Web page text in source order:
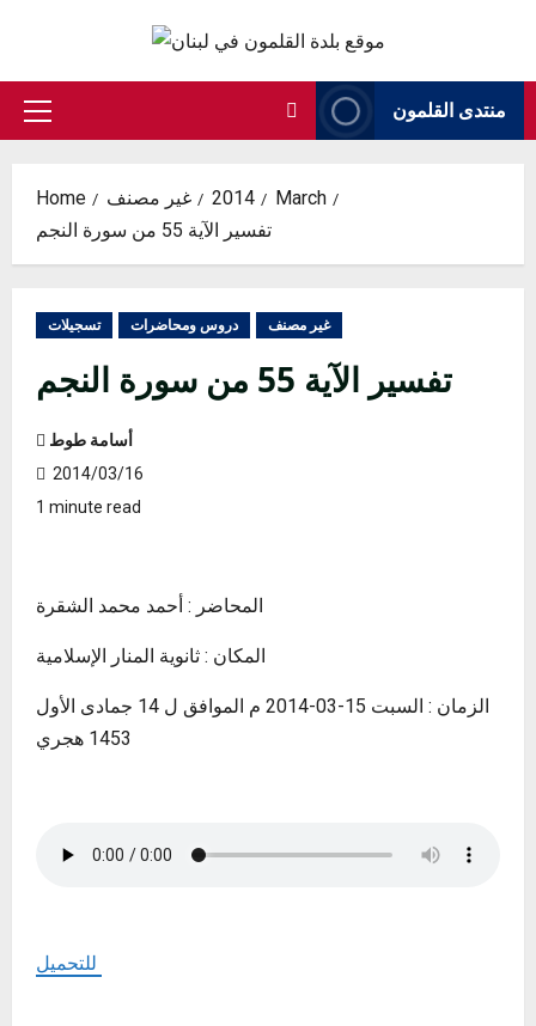
content
Primary
منتدى القلمون
Home غير مصنف 2014
March
تفسير الآية 55 من سورة النجم
تسجيلات دروس ومحاضرات غير مصنف
تفسير الآية 55 من سورة النجم
أسامة طوط
2014/03/16
1 minute read
المحاضر : أحمد محمد الشقرة
المكان : ثانوية المنار الإسلامية
الزمان : السبت 15-03-2014 م الموافق ل 14 جمادى الأول
1453 هجري